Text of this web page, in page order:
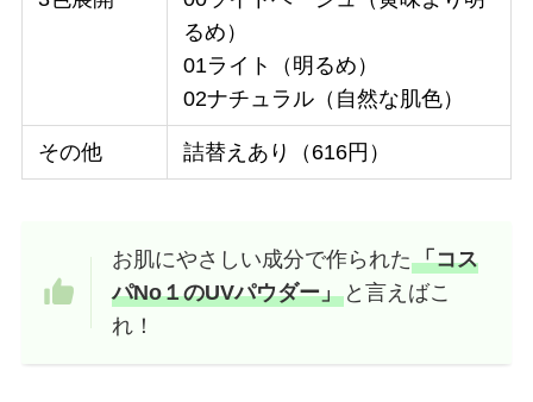
るめ）
01ライト（明るめ）
02ナチュラル（自然な肌色）
その他 詰替えあり（616円）
お肌にやさしい成分で作られた「コス
パNo１のUVパウダー」 と言えばこ
れ！